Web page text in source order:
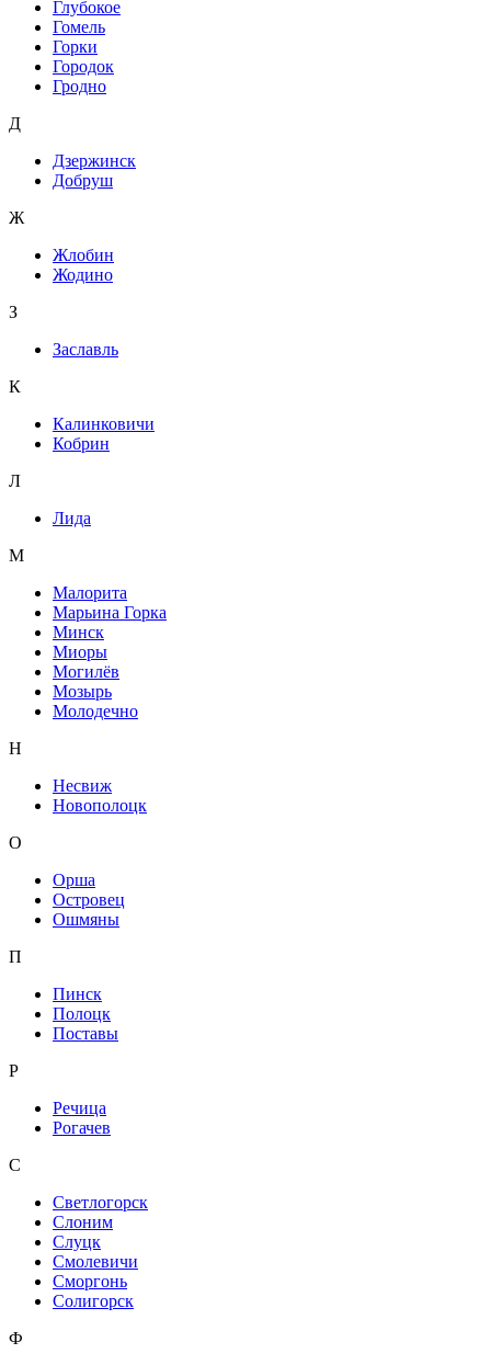
Глубокое
Гомель
Горки
Городок
Гродно
Д
Дзержинск
Добруш
Ж
Жлобин
Жодино
З
Заславль
К
Калинковичи
Кобрин
Л
Лида
М
Малорита
Марьина Горка
Минск
Миоры
Могилёв
Мозырь
Молодечно
Н
Несвиж
Новополоцк
О
Орша
Островец
Ошмяны
П
Пинск
Полоцк
Поставы
Р
Речица
Рогачев
С
Светлогорск
Слоним
Слуцк
Смолевичи
Сморгонь
Солигорск
Ф